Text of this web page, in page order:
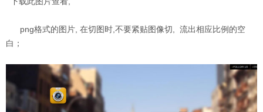
png格式的图片, 在切图时,不要紧贴图像切, 流出相应比例的空
白；